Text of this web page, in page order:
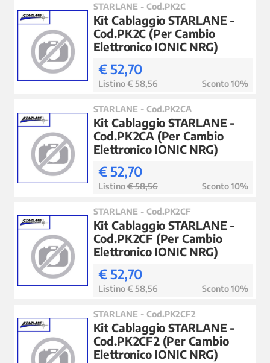
STARLANE - Cod.PK2C
Kit Cablaggio STARLANE -
Cod.PK2C (Per Cambio
Elettronico IONIC NRG)
€ 52,70
Listino€ 58,56 Sconto 10%
STARLANE - Cod.PK2CA
Kit Cablaggio STARLANE -
Cod.PK2CA (Per Cambio
Elettronico IONIC NRG)
€ 52,70
Listino€ 58,56 Sconto 10%
STARLANE - Cod.PK2CF
Kit Cablaggio STARLANE -
Cod.PK2CF (Per Cambio
Elettronico IONIC NRG)
€ 52,70
Listino€ 58,56 Sconto 10%
STARLANE - Cod.PK2CF2
Kit Cablaggio STARLANE -
Cod.PK2CF2 (Per Cambio
Elettronico IONIC NRG)